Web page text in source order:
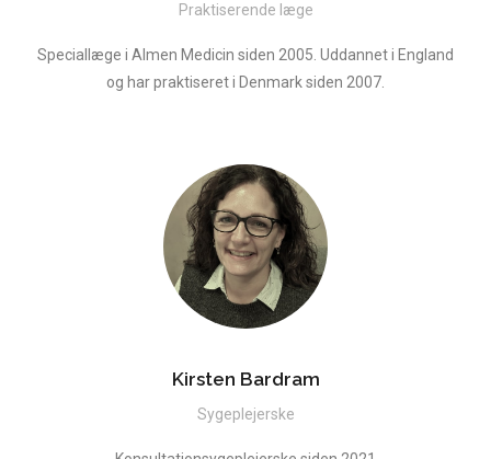
Praktiserende læge
Speciallæge i Almen Medicin siden 2005. Uddannet i England
og har praktiseret i Denmark siden 2007.
Kirsten Bardram
Sygeplejerske